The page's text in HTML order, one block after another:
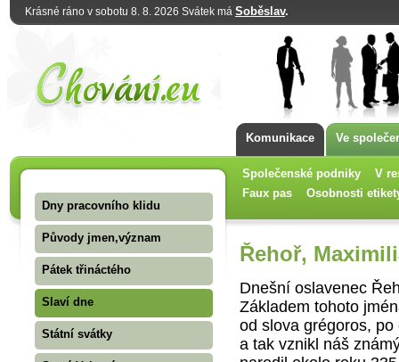
Krásné ráno v sobotu 8. 8. 2026 Svátek má Soběslav.
Komunikace Ve
Společenské podniky
V
Faux pas
Osobnosti
Dny pracovního klidu
Původy jmen,význam
Pátek třináctého
Slaví dne
Státní svátky
Řehoř,
Dnešní oslavenec
Základem tohoto
od slova grégoros, po
a tak vznikl náš